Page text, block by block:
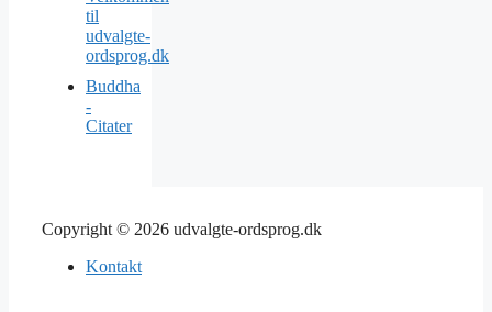
til
udvalgte-
ordsprog.dk
Buddha
-
Citater
Copyright © 2026 udvalgte-ordsprog.dk
Kontakt